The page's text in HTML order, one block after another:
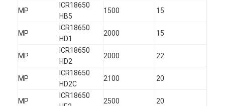
MP
ICR18650
HB5
1500 15
MP
ICR18650
HD1
2000 15
MP
ICR18650
HD2
2000 22
MP
ICR18650
HD2C
2100 20
MP
ICR18650
2500 20